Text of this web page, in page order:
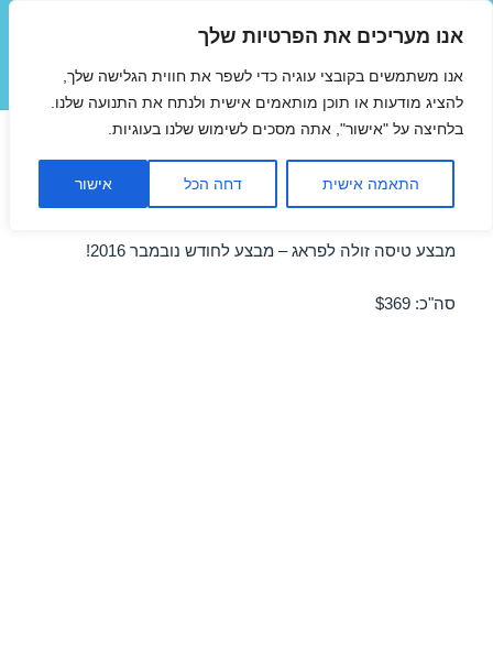
אנו מעריכים את הפרטיות שלך
אנו משתמשים בקובצי עוגיה כדי לשפר את חווית הגלישה שלך,
להציג מודעות או תוכן מותאמים אישית ולנתח את התנועה שלנו.
בלחיצה על "אישור", אתה מסכים לשימוש שלנו בעוגיות.
התאמה אישית דחה הכל אישור
תפריטים
ווידג'טים
טיסות זולות לפראג בנובמבר
21/11/2016
מבצע טיסה זולה לפראג – מבצע לחודש נובמבר 2016!
סה"כ: $369